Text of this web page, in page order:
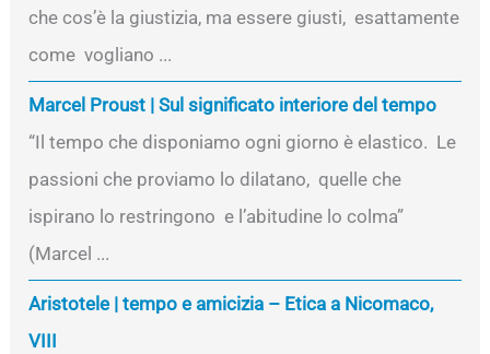
che cos’è la giustizia, ma essere giusti, esattamente
come vogliano ...
Marcel Proust | Sul significato interiore del tempo
“Il tempo che disponiamo ogni giorno è elastico. Le
passioni che proviamo lo dilatano, quelle che
ispirano lo restringono e l’abitudine lo colma”
(Marcel ...
Aristotele | tempo e amicizia – Etica a Nicomaco,
VIII